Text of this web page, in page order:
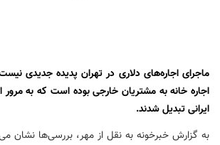
ماجرای اجاره‌های دلاری در تهران پدیده جدیدی
اجاره خانه به مشتریان خارجی بوده است که به
ایرانی تبدیل شدند.
به گزارش خبرخونه به نقل از مهر، بررسی‌ها نشان